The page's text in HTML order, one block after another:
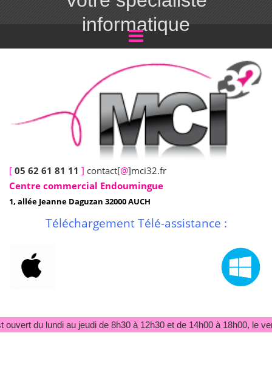
informatique
[ 05 62 61 81 11 ] contact[@]mci32.fr
Centre commercial Endoumingue
1, allée Jeanne Daguzan 32000 AUCH
Téléchargement Télé-assistance :
ouvert du lundi au jeudi de 8h30 à 12h30 et de 14h00 à 18h00, le